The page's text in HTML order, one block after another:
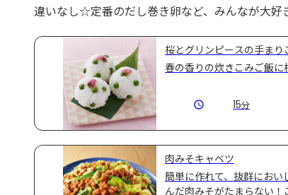
違いなし☆定番のだし巻き卵など、みんなが大好
桜とグリンピースの手まり
春の香りの炊きこみご飯
15分
肉みそキャベツ
簡単に作れて、抜群にお
んだ肉みそがたまらない